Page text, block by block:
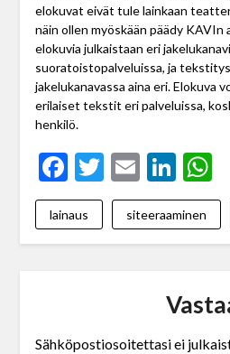
elokuvat eivät tule lainkaan
näin ollen myöskään päädy KAVIn
elokuvia julkaistaan eri
suoratoistopalveluissa, ja
jakelukanavassa aina eri. Elokuva
erilaiset tekstit eri palveluissa,
henkilö.
Facebook
Twitter
Email
lainaus siteeraaminen
Sähköpostiosoitettasi ei